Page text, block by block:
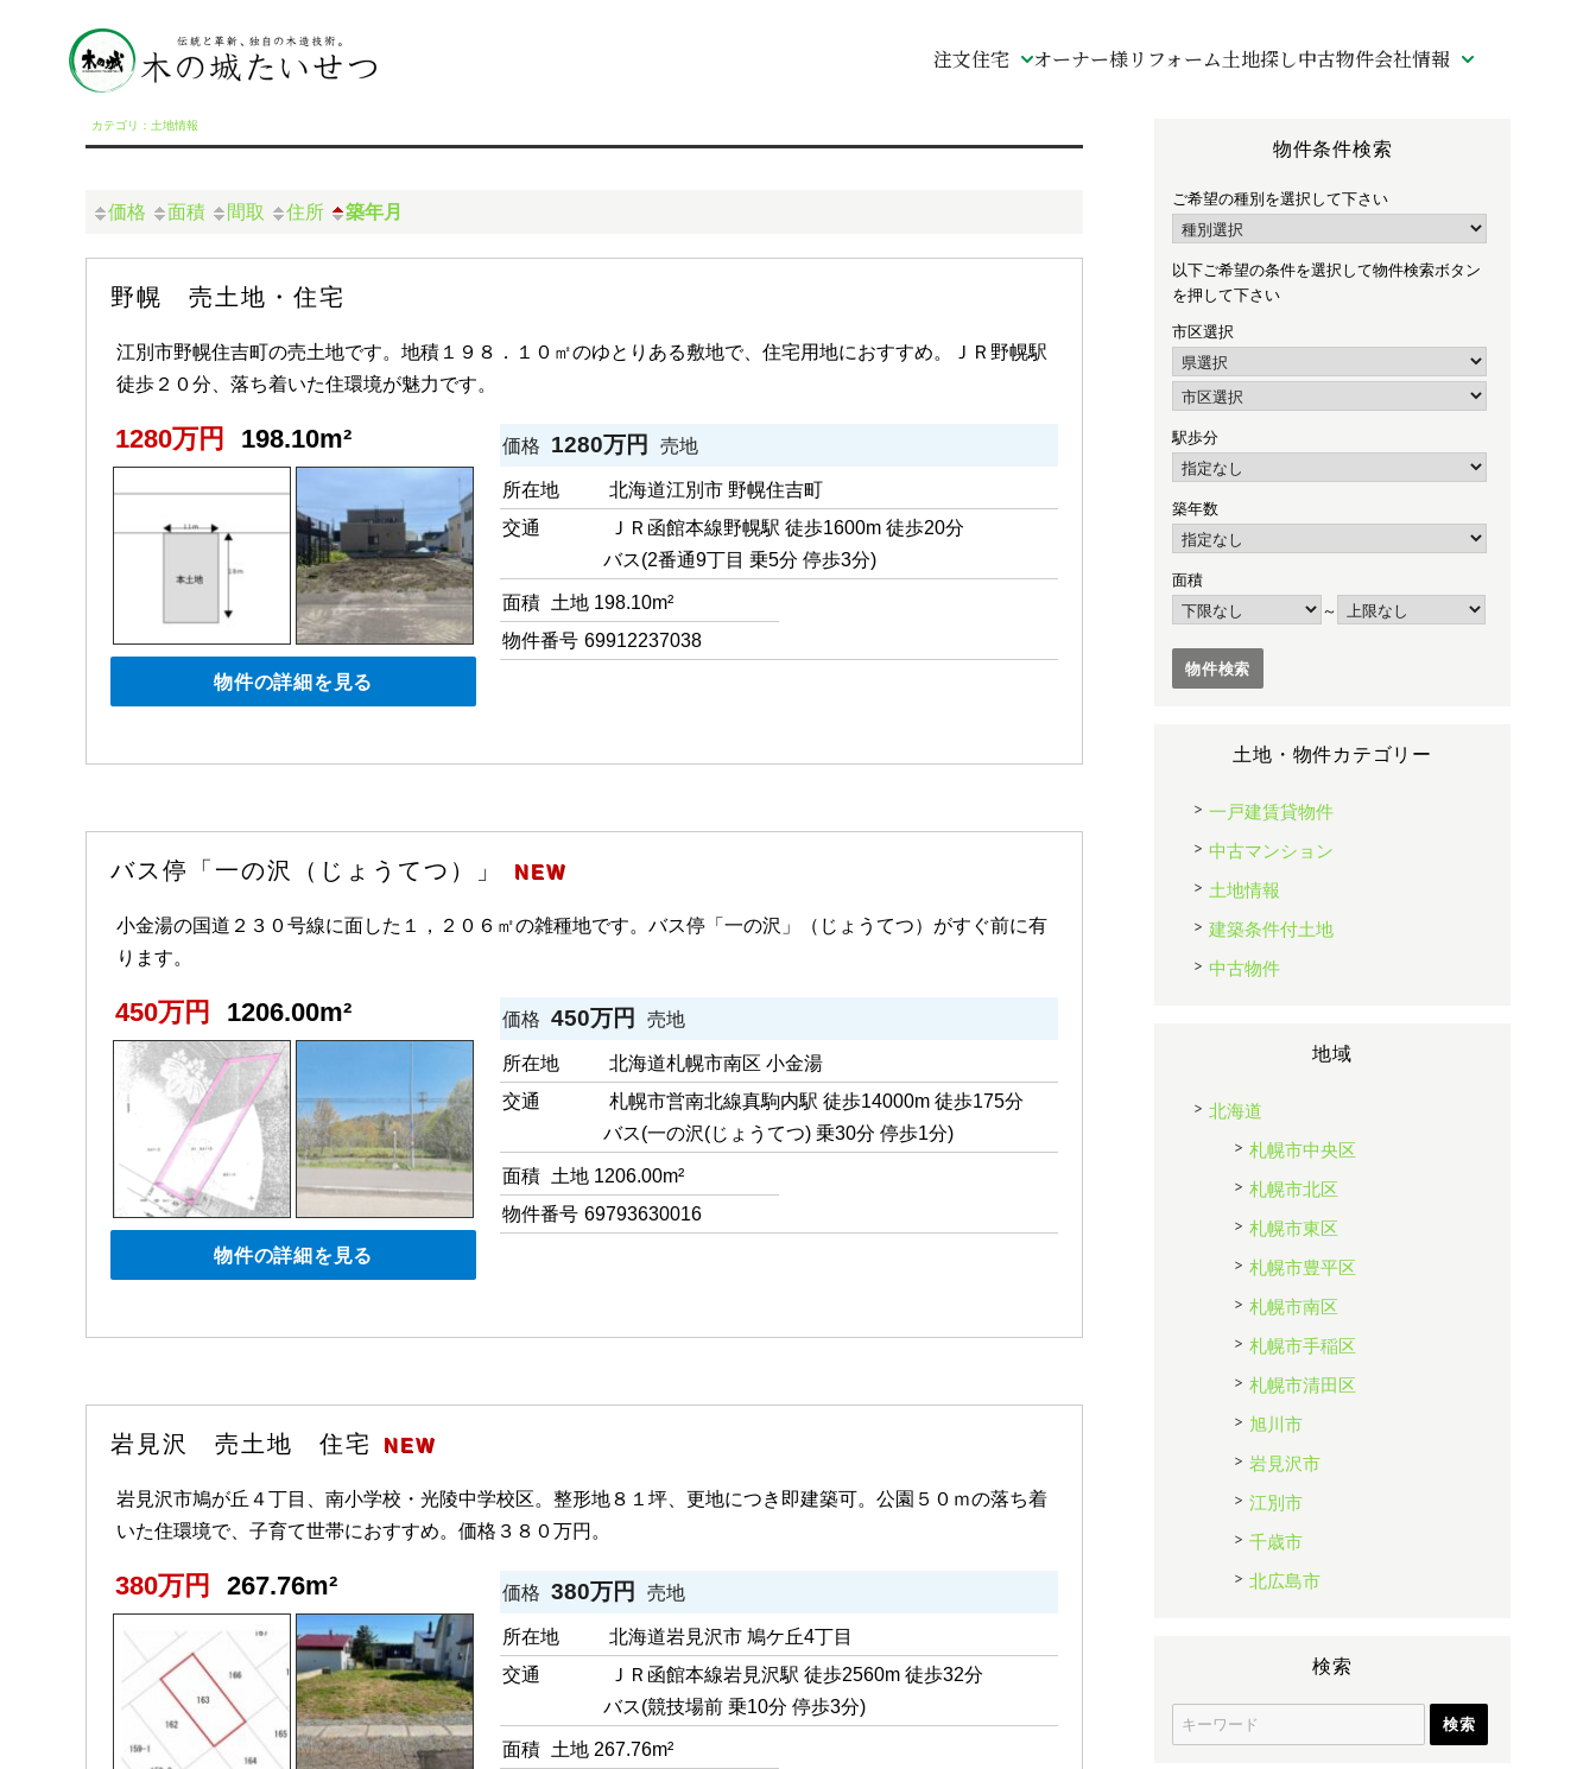
注文住宅 オーナー様リフォーム土地探し中古物件会社情報
カテゴリ：土地情報
価格 面積 間取 住所 築年月
野幌 売土地・住宅
江別市野幌住吉町の売土地です。地積１９８．１０㎡のゆとりある敷地で、住宅用地におすすめ。ＪＲ野幌駅
徒歩２０分、落ち着いた住環境が魅力です。
1280万円 198.10m²
物件の詳細を見る
価格 1280万円 売地
所在地
北海道江別市 野幌住吉町
交通
ＪＲ函館本線野幌駅 徒歩1600m 徒歩20分
バス(2番通9丁目 乗5分 停歩3分)
面積 土地 198.10m²
物件番号 69912237038
バス停「一の沢（じょうてつ）」 NEW
小金湯の国道２３０号線に面した１，２０６㎡の雑種地です。バス停「一の沢」（じょうてつ）がすぐ前に有
ります。
450万円 1206.00m²
物件の詳細を見る
価格 450万円 売地
所在地
北海道札幌市南区 小金湯
交通
札幌市営南北線真駒内駅 徒歩14000m 徒歩175分
バス(一の沢(じょうてつ) 乗30分 停歩1分)
面積 土地 1206.00m²
物件番号 69793630016
岩見沢 売土地 住宅 NEW
岩見沢市鳩が丘４丁目、南小学校・光陵中学校区。整形地８１坪、更地につき即建築可。公園５０ｍの落ち着
いた住環境で、子育て世帯におすすめ。価格３８０万円。
380万円 267.76m² 価格 380万円 売地
所在地
北海道岩見沢市 鳩ケ丘4丁目
交通
ＪＲ函館本線岩見沢駅 徒歩2560m 徒歩32分
バス(競技場前 乗10分 停歩3分)
面積 土地 267.76m²
物件条件検索
ご希望の種別を選択して下さい
以下ご希望の条件を選択して物件検索ボタン
を押して下さい
市区選択
駅歩分
築年数
面積
～
土地・物件カテゴリー
一戸建賃貸物件
中古マンション
土地情報
建築条件付土地
中古物件
地域
北海道
札幌市中央区
札幌市北区
札幌市東区
札幌市豊平区
札幌市南区
札幌市手稲区
札幌市清田区
旭川市
岩見沢市
江別市
千歳市
北広島市
検索
e